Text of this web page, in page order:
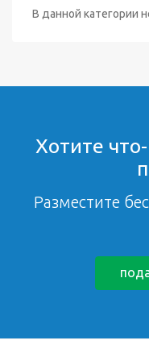
В данной категории
Хотите
Разместите